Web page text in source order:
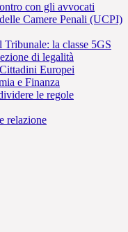
con gli avvocati
Camere Penali (UCPI)
la classe 5GS
di legalità
Europei
e Finanza
le regole
relazione